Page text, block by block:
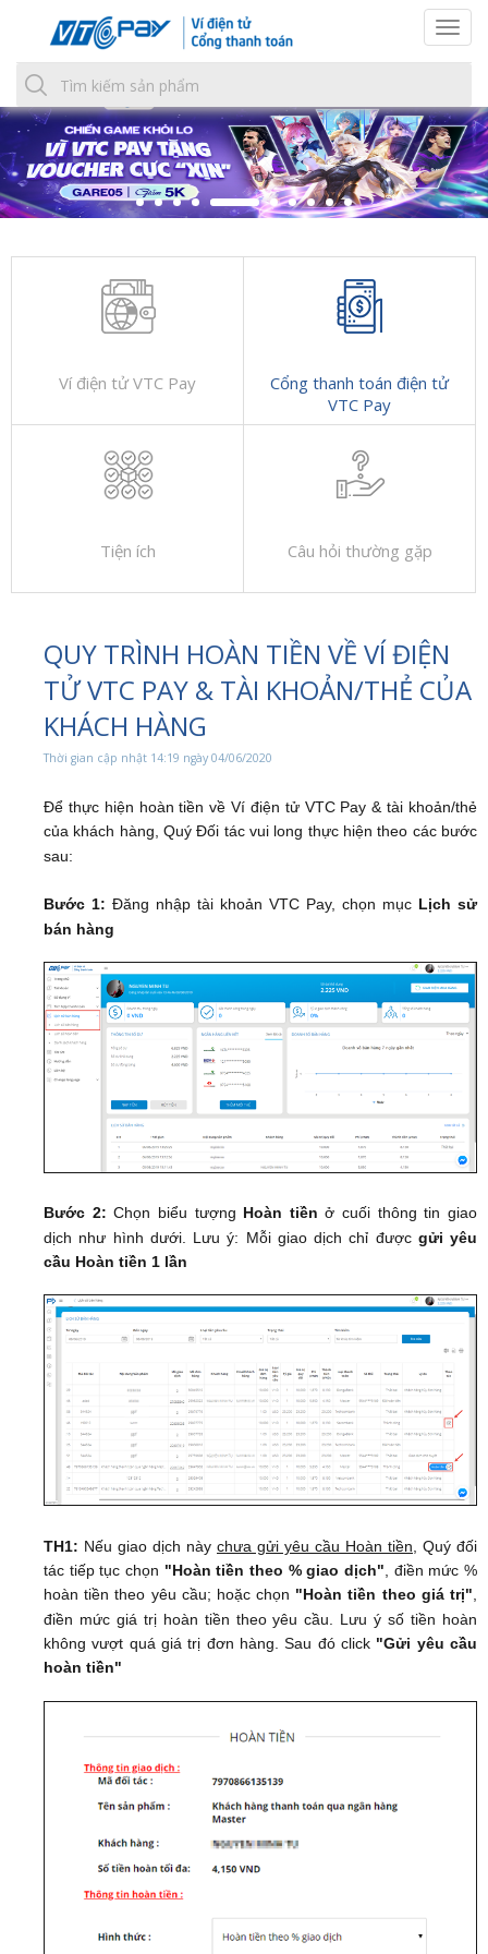
Ví điện tử VTC Pay
Cổng thanh toán điện tử
VTC Pay
Tiện ích Câu hỏi thường gặp
QUY TRÌNH HOÀN TIỀN VỀ VÍ ĐIỆN
TỬ VTC PAY & TÀI KHOẢN/THẺ CỦA
KHÁCH HÀNG
Thời gian cập nhật 14:19 ngày 04/06/2020
Để thực hiện hoàn tiền về Ví điện tử VTC Pay & tài khoản/thẻ
của khách hàng, Quý Đối tác vui long thực hiện theo các bước
sau:
Bước 1: Đăng nhập tài khoản VTC Pay, chọn mục Lịch sử
bán hàng
Bước 2:Chọn biểu tượng Hoàn tiền ở cuối thông tin giao
dịch như hình dưới. Lưu ý: Mỗi giao dịch chỉ đượcgửi yêu
cầu Hoàn tiền 1 lần
TH1: Nếu giao dịch này chưa gửi yêu cầu Hoàn tiền , Quý đối
tác tiếp tục chọn "Hoàn tiền theo % giao dịch" , điền mức %
hoàn tiền theo yêu cầu; hoặc chọn "Hoàn tiền theo giá trị",
điền mức giá trị hoàn tiền theo yêu cầu. Lưu ý số tiền hoàn
không vượt quá giá trị đơn hàng. Sau đó click "Gửi yêu cầu
hoàn tiền"